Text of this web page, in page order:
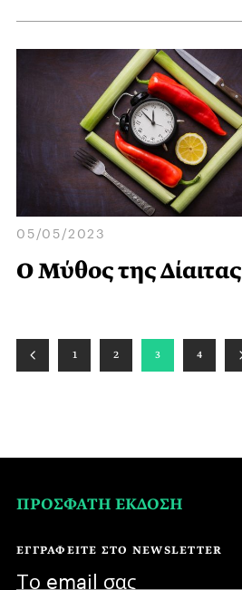
05/05/2023
Ο Μύθος της Δίαιτας
1 2 3 4
ΠΡΟΣΦΑΤΗ ΕΚΔΟΣΗ
ΕΓΓΡΑΦΕΙΤΕ ΣΤΟ NEWSLETTER